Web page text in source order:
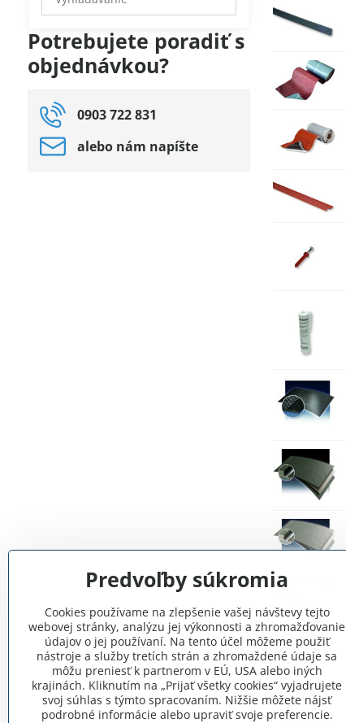
výsledky
fulltextom
Potrebujete poradiť s
objednávkou?
0903 722 831
alebo nám napíšte
Predvoľby súkromia
Cookies používame na zlepšenie vašej návštevy tejto
webovej stránky, analýzu jej výkonnosti a zhromažďovanie
údajov o jej používaní. Na tento účel môžeme použiť
nástroje a služby tretích strán a zhromaždené údaje sa
môžu preniesť k partnerom v EÚ, USA alebo iných
krajinách. Kliknutím na „Prijať všetky cookies“ vyjadrujete
svoj súhlas s týmto spracovaním. Nižšie môžete nájsť
podrobné informácie alebo upraviť svoje preferencie.